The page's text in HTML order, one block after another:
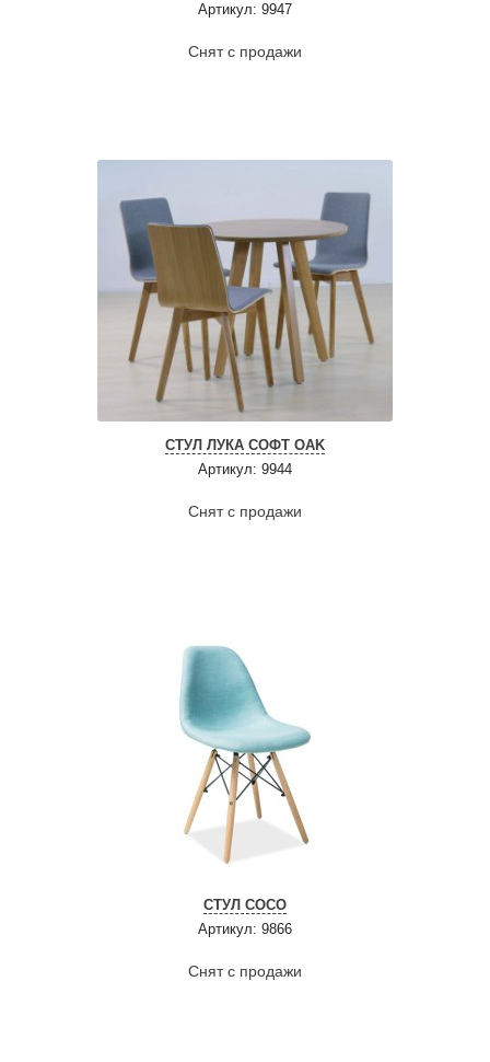
Артикул: 9947
Снят с продажи
СТУЛ ЛУКА СОФТ OAK
Артикул: 9944
Снят с продажи
СТУЛ COCO
Артикул: 9866
Снят с продажи